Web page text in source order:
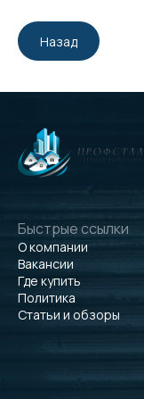
Назад
Быстрые ссылки
О компании
Вакансии
Где купить
Политика
Статьи и обзоры